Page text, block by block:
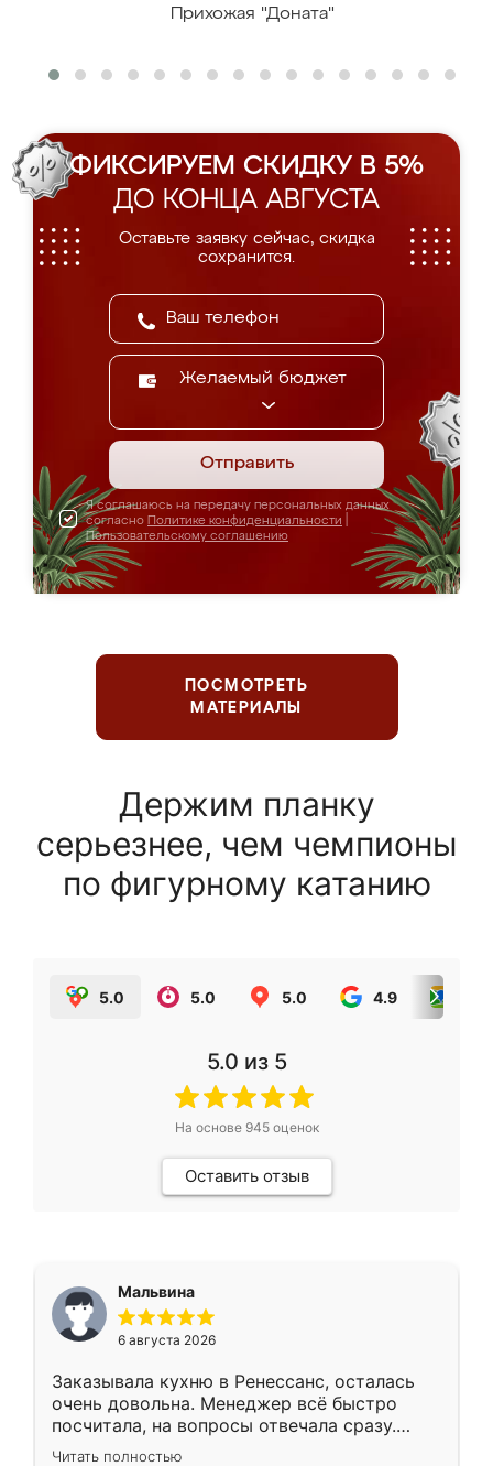
Прихожая "Доната"
ФИКСИРУЕМ СКИДКУ В 5%
ДО КОНЦА АВГУСТА
Оставьте заявку сейчас, скидка
сохранится.
Желаемый бюджет
Отправить
Я соглашаюсь на передачу персональных данных
согласно Политике конфиденциальности
Пользовательскому соглашению
ПОСМОТРЕТЬ
МАТЕРИАЛЫ
Держим планку
серьезнее, чем чемпионы
по фигурному катанию
5.0 5.0 5.0 4.9
5.0 из 5
На основе 945оценок
Оставить отзыв
Мальвина
6 августа 2026
Заказывала кухню в Ренессанс, осталась
очень довольна. Менеджер всё быстро
посчитала, на вопросы отвечала сразу.
Замерщик приехал в субботу, подошёл к
Читать полностью